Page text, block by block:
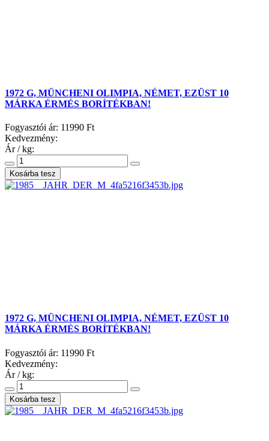
1972 G, MÜNCHENI OLIMPIA, NÉMET, EZÜST 10
MÁRKA ÉRMÉS BORÍTÉKBAN!
Fogyasztói ár: 11990 Ft
Kedvezmény:
Ár / kg:
1972 G, MÜNCHENI OLIMPIA, NÉMET, EZÜST 10
MÁRKA ÉRMÉS BORÍTÉKBAN!
Fogyasztói ár: 11990 Ft
Kedvezmény:
Ár / kg: